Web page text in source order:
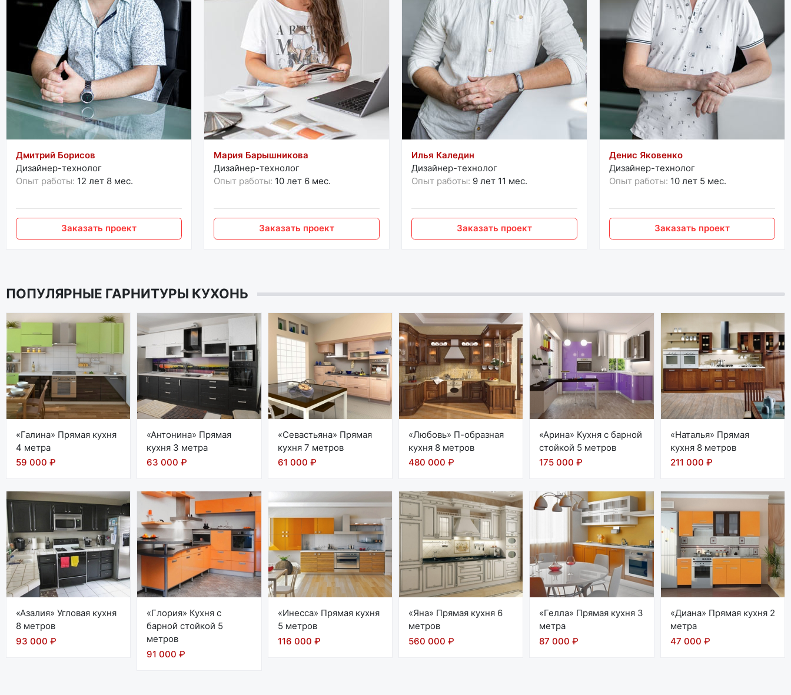
Дмитрий Борисов
Дизайнер-технолог
Опыт работы: 12 лет 8 мес.
Заказать проект
Мария Барышникова
Дизайнер-технолог
Опыт работы: 10 лет 6 мес.
Заказать проект
Илья Каледин
Дизайнер-технолог
Опыт работы: 9 лет 11 мес.
Заказать проект
Денис Яковенко
Дизайнер-технолог
Опыт работы: 10 лет 5 мес.
Заказать проект
ПОПУЛЯРНЫЕ ГАРНИТУРЫ КУХОНЬ
«Галина» Прямая кухня
4 метра
59 000 ₽
«Антонина» Прямая
кухня 3 метра
63 000 ₽
«Севастьяна» Прямая
кухня 7 метров
61 000 ₽
«Любовь» П-образная
кухня 8 метров
480 000 ₽
«Арина» Кухня с барной
стойкой 5 метров
175 000 ₽
«Наталья» Прямая
кухня 8 метров
211 000 ₽
«Азалия» Угловая кухня
8 метров
93 000 ₽
«Глория» Кухня с
барной стойкой 5
метров
91 000 ₽
«Инесса» Прямая кухня
5 метров
116 000 ₽
«Яна» Прямая кухня 6
метров
560 000 ₽
«Гелла» Прямая кухня 3
метра
87 000 ₽
«Диана» Прямая кухня 2
метра
47 000 ₽